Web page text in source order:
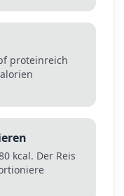
proteinreich
kcal. Der Reis